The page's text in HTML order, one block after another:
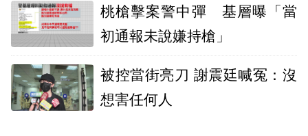
桃槍擊案警中彈 基層曝「當
初通報未說嫌持槍」
被控當街亮刀 謝震廷喊冤：沒
想害任何人